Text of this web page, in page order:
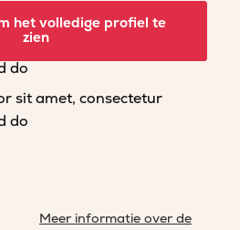
do
sit amet, consectetur
do
sit amet, consectetur
do
het volledige profiel te
zien
Meer informatie over de